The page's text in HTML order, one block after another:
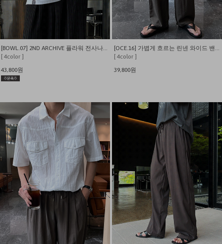
[BOWL.07] 2ND ARCHIVE 플라워 전사나염 오버핏 반팔티
[ 4color ]
43,800원
[OCE.16] 가볍게 흐르는 린넨 와이드 밴딩 팬츠
[ 4color ]
39,800원